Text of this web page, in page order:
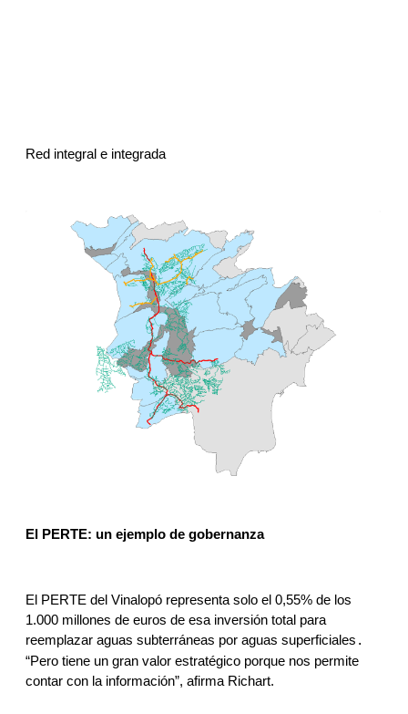
Red integral e integrada
El PERTE: un ejemplo de gobernanza
El PERTE del Vinalopó representa solo el 0,55% de los
1.000 millones de euros de esa inversión total para
reemplazar aguas subterráneas por aguas superficiales .
“Pero tiene un gran valor estratégico porque nos permite
contar con la información”, afirma Richart.